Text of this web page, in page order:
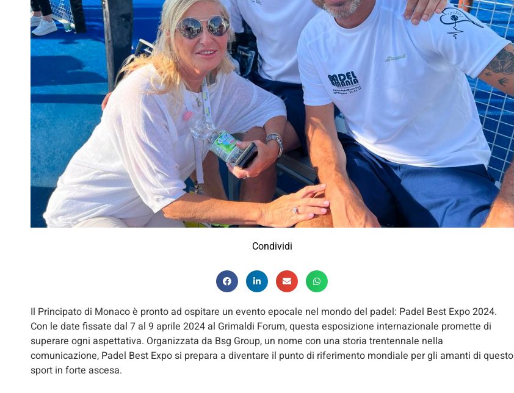
Condividi
Il Principato di Monaco è pronto ad ospitare un evento epocale nel mondo del padel: Padel Best Expo 2024.
Con le date fissate dal 7 al 9 aprile 2024 al Grimaldi Forum, questa esposizione internazionale promette di
superare ogni aspettativa. Organizzata da Bsg Group, un nome con una storia trentennale nella
comunicazione, Padel Best Expo si prepara a diventare il punto di riferimento mondiale per gli amanti di questo
sport in forte ascesa.